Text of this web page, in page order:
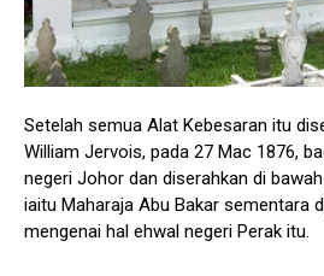
Setelah semua Alat Kebesaran itu
William Jervois, pada 27 Mac 1876,
negeri Johor dan diserahkan di
iaitu Maharaja Abu Bakar sementara
mengenai hal ehwal negeri Perak itu.